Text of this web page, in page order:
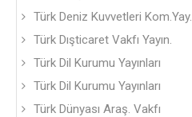
Türk Deniz Kuvvetleri Kom.Yay.
Türk Dışticaret Vakfı Yayın.
Türk Dil Kurumu Yayınları
Türk Dil Kurumu Yayınları
Türk Dünyası Araş. Vakfı